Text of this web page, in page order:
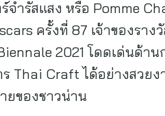
ำรัสแสง หรือ Pomme
ครั้งที่ 87 เจ้าของราง
2021 โดดเด่นด้า
Thai Craft ได้อย่างสวย
ยของชาวน่าน